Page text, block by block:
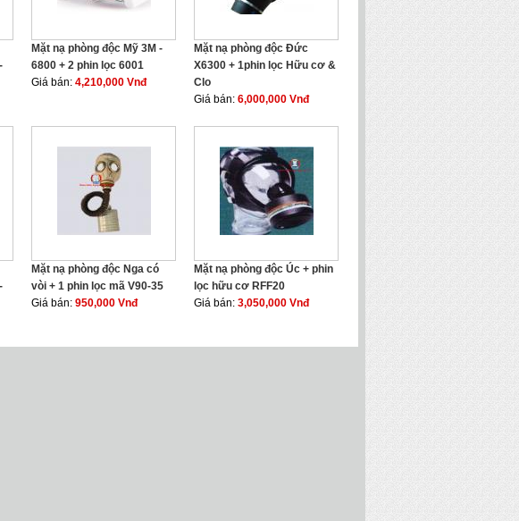
Mặt nạ phòng độc Mỹ 3M -
6800 + 2 phin lọc 6001
Giá bán: 4,210,000 Vnđ
Mặt nạ phòng độc Đức
X6300 + 1phin lọc Hữu cơ &
Clo
Giá bán: 6,000,000 Vnđ
Mặt nạ phòng độc Nga có
vòi + 1 phin lọc mã V90-35
Giá bán: 950,000 Vnđ
Mặt nạ phòng độc Úc + phin
lọc hữu cơ RFF20
Giá bán: 3,050,000 Vnđ